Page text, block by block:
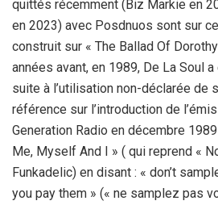
quittés récemment (Biz Markie en
en 2023) avec Posdnuos sont sur
construit sur « The Ballad Of
années avant, en 1989, De La Soul
suite à l’utilisation non-déclarée de
référence sur l’introduction de
Generation Radio en décembre
Me, Myself And I » ( qui reprend «
Funkadelic) en disant : « don’t
you pay them » (« ne samplez pas